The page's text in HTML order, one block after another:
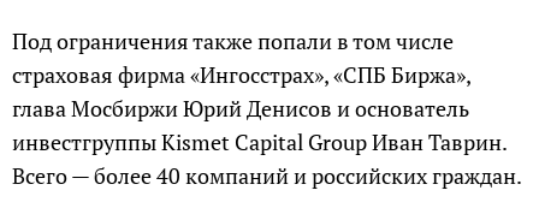
Под ограничения также попали в том числе
страховая фирма «Ингосстрах», «СПБ Биржа»,
глава Мосбиржи Юрий Денисов и основатель
инвестгруппы Kismet Capital Group Иван Таврин.
Всего — более 40 компаний и российских граждан.